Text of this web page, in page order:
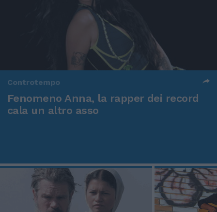
Controtempo
Fenomeno Anna, la rapper dei record
cala un altro asso